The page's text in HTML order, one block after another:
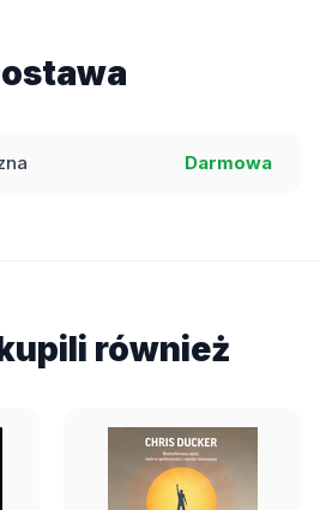
Darmowa
również